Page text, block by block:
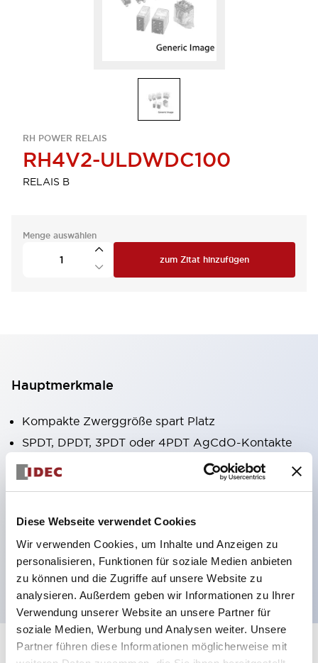
Diese Webseite verwendet Cookies
Wir verwenden Cookies, um Inhalte und Anzeigen zu
personalisieren, Funktionen für soziale Medien anbieten
zu können und die Zugriffe auf unsere Website zu
analysieren. Außerdem geben wir Informationen zu Ihrer
Verwendung unserer Website an unsere Partner für
soziale Medien, Werbung und Analysen weiter. Unsere
Partner führen diese Informationen möglicherweise mit
RH POWER RELAIS
RH4V2-ULDWDC100
RELAIS B
Menge auswählen
zum Zitat hinzufügen
Hauptmerkmale
Kompakte Zwerggröße spart Platz
SPDT, DPDT, 3PDT oder 4PDT AgCdO-Kontakte
Hohe Schaltleistung (10A)
Optionen umfassen Kontrollleuchte und Prüftaste
Montageoptionen umfassen Top-Montage, DIN-
Fassung oder Frontplattenfassung
Spezifikationen Alle erweitern